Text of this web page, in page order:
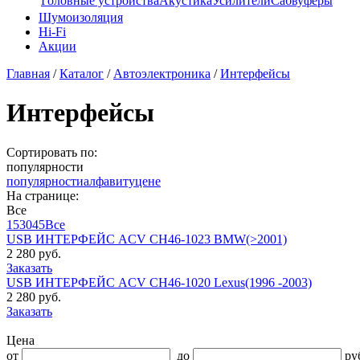
Шумоизоляция
Hi-Fi
Акции
Главная /Каталог / Автоэлектроника /Интерфейсы
Интерфейсы
Сортировать по:
популярности
популярностиалфавитуцене
На странице:
Все
153045Все
USB ИНТЕРФЕЙС ACV CH46-1023 BMW(>2001)
2 280 руб.
Заказать
USB ИНТЕРФЕЙС ACV CH46-1020 Lexus(1996 -2003)
2 280 руб.
Заказать
Цена
от
до